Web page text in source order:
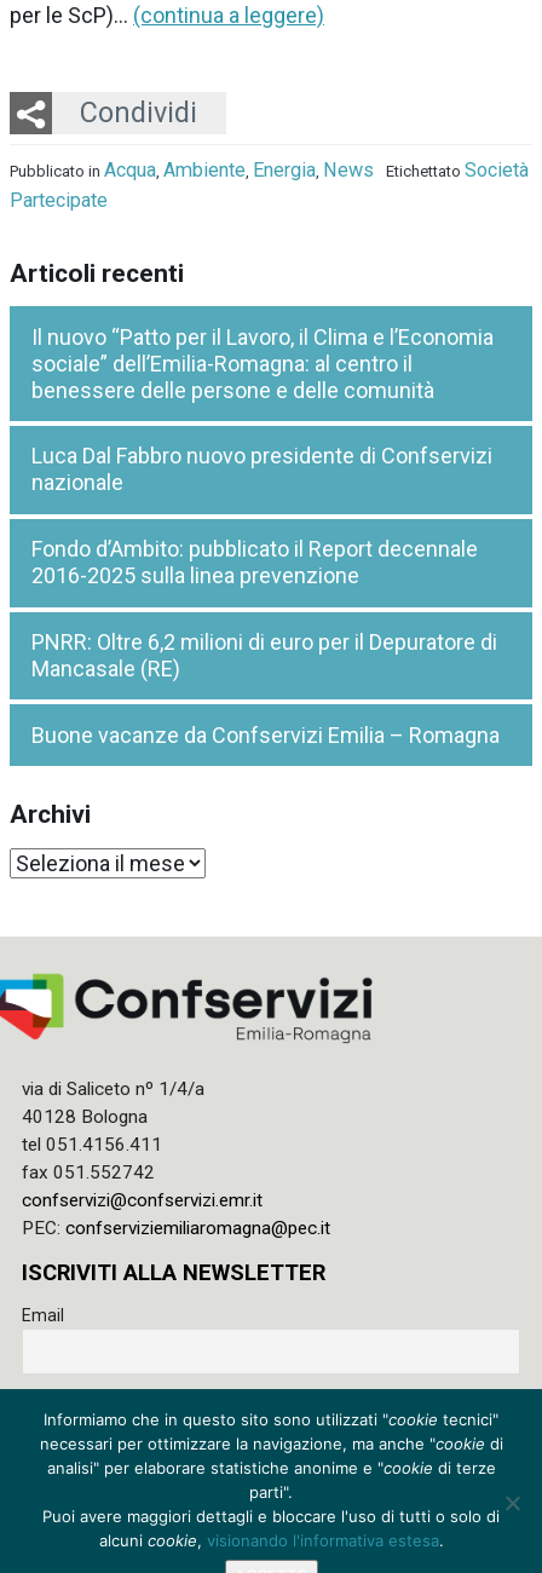
per le ScP)… (continua a leggere)
Condividi
Twitter
LinkedIn
Email
Whatsapp
Pubblicato in Acqua, Ambiente, Energia, News Etichettato Società
Partecipate
Articoli recenti
Il nuovo “Patto per il Lavoro, il Clima e l’Economia
sociale” dell’Emilia-Romagna: al centro il
benessere delle persone e delle comunità
Luca Dal Fabbro nuovo presidente di Confservizi
nazionale
Fondo d’Ambito: pubblicato il Report decennale
2016-2025 sulla linea prevenzione
PNRR: Oltre 6,2 milioni di euro per il Depuratore di
Mancasale (RE)
Buone vacanze da Confservizi Emilia – Romagna
Archivi
Archivi
via di Saliceto nº 1/4/a
40128 Bologna
tel 051.4156.411
fax 051.552742
confservizi@confservizi.emr.it
PEC: confserviziemiliaromagna@pec.it
ISCRIVITI ALLA NEWSLETTER
Email
al trattamento dei miei dati
Privacy policy
Cookie policy
Credits
Informiamo che in questo sito sono utilizzati "cookie tecnici"
necessari per ottimizzare la navigazione, ma anche "cookie di
analisi" per elaborare statistiche anonime e "cookie di terze
parti".
Puoi avere maggiori dettagli e bloccare l'uso di tutti o solo di
alcuni cookie, visionando l'informativa estesa.